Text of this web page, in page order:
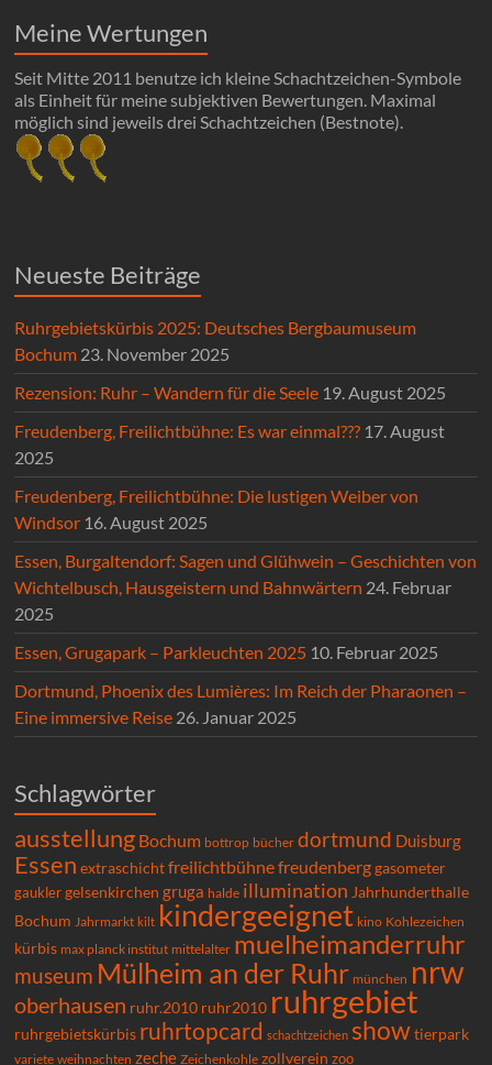
Meine Wertungen
Seit Mitte 2011 benutze ich kleine Schachtzeichen-Symbole
als Einheit für meine subjektiven Bewertungen. Maximal
möglich sind jeweils drei Schachtzeichen (Bestnote).
Neueste Beiträge
Ruhrgebietskürbis 2025: Deutsches Bergbaumuseum
Bochum 23. November 2025
Rezension: Ruhr – Wandern für die Seele 19. August 2025
Freudenberg, Freilichtbühne: Es war einmal??? 17. August
2025
Freudenberg, Freilichtbühne: Die lustigen Weiber von
Windsor 16. August 2025
Essen, Burgaltendorf: Sagen und Glühwein – Geschichten von
Wichtelbusch, Hausgeistern und Bahnwärtern 24. Februar
2025
Essen, Grugapark – Parkleuchten 2025 10. Februar 2025
Dortmund, Phoenix des Lumières: Im Reich der Pharaonen –
Eine immersive Reise 26. Januar 2025
Schlagwörter
ausstellung Bochum bottrop bücher dortmund Duisburg
Essen extraschicht freilichtbühnefreudenberg gasometer
gaukler gelsenkirchen gruga halde illumination Jahrhunderthalle
Bochum Jahrmarkt kilt kindergeeignet kino Kohlezeichen
kürbis max planck institut mittelalter muelheimanderruhr
museum Mülheim an der Ruhr münchen nrw
oberhausen ruhr.2010 ruhr2010 ruhrgebiet
ruhrgebietskürbis ruhrtopcard schachtzeichen show tierpark
variete weihnachten zeche Zeichenkohle zollverein zoo